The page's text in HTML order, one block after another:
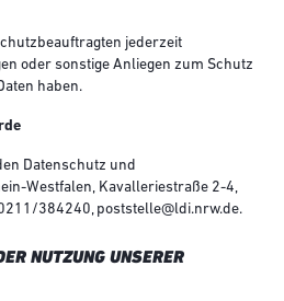
jederzeit
oder sonstige Anliegen zum Schutz
haben.
Datenschutz und
Westfalen, Kavalleriestraße 2-4,
384240, poststelle@ldi.nrw.de.
NUTZUNG UNSERER